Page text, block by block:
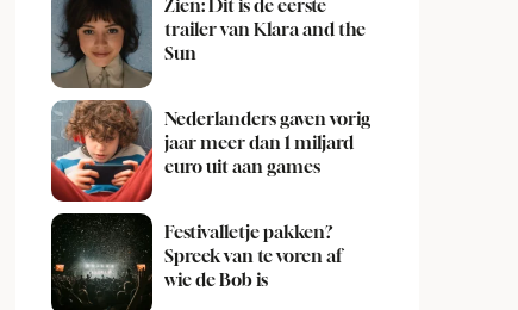
Zien: Dit is de eerste
trailer van Klara and the
Sun
Nederlanders gaven vorig
jaar meer dan 1 miljard
euro uit aan games
Festivalletje pakken?
Spreek van te voren af
wie de Bob is